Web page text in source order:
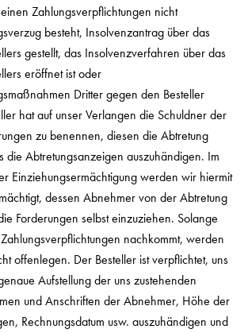
Zahlungsverpflichtungen nicht
besteht, Insolvenzantrag über das
gestellt, das Insolvenzverfahren über das
eröffnet ist oder
Dritter gegen den Besteller
hat auf unser Verlangen die Schuldner der
zu benennen, diesen die Abtretung
die Abtretungsanzeigen auszuhändigen. Im
Einziehungsermächtigung werden wir hiermit
dessen Abnehmer von der Abtretung
Forderungen selbst einzuziehen. Solange
nachkommt, werden
offenlegen. Der Besteller ist verpflichtet, uns
Aufstellung der uns zustehenden
und Anschriften der Abnehmer, Höhe der
Rechnungsdatum usw. auszuhändigen und